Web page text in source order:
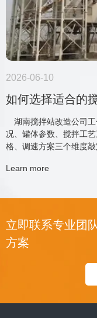
2026-06-10
如何选择适合的
湖南搅拌站改造公司工
况、罐体参数、搅拌工
格、调速方案三个维度
Learn more
立即联系专业团
方案